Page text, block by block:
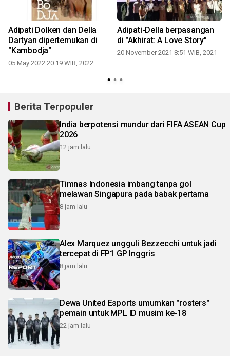
Adipati Dolken dan Della
Dartyan dipertemukan di
"Kambodja"
05 May 2022 20:19 WIB, 2022
Adipati-Della berpasangan
di "Akhirat: A Love Story"
20 November 2021 8:51 WIB, 2021
Berita Terpopuler
India berpotensi mundur dari FIFA ASEAN Cup
2026
12 jam lalu
Timnas Indonesia imbang tanpa gol
melawan Singapura pada babak pertama
8 jam lalu
Alex Marquez ungguli Bezzecchi untuk jadi
tercepat di FP1 GP Inggris
8 jam lalu
Dewa United Esports umumkan "rosters"
pemain untuk MPL ID musim ke-18
22 jam lalu